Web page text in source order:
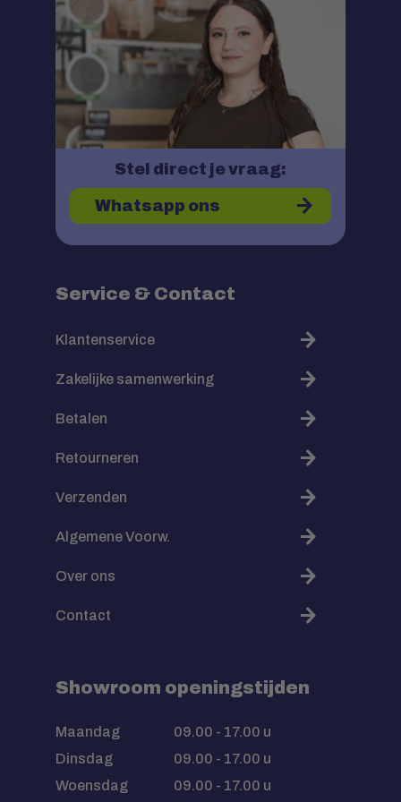
Stel direct je vraag:
Whatsapp ons
Service & Contact
Klantenservice
Zakelijke samenwerking
Betalen
Retourneren
Verzenden
Algemene Voorw.
Over ons
Contact
Showroom openingstijden
Maandag
09.00 - 17.00 u
Dinsdag
09.00 - 17.00 u
Woensdag
09.00 - 17.00 u